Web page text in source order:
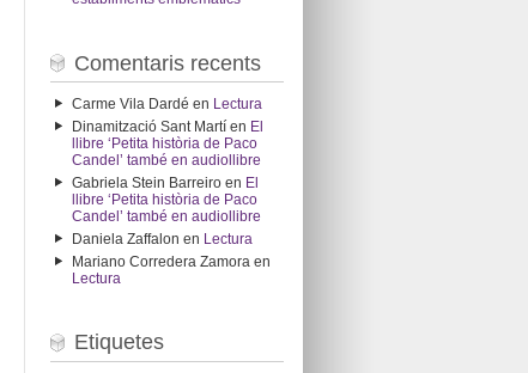
Comentaris recents
Carme Vila Dardé en Lectura
Dinamització Sant Martíen El
llibre ‘Petita història de Paco
Candel’ també en audiollibre
Gabriela Stein Barreiroen El
llibre ‘Petita història de Paco
Candel’ també en audiollibre
Daniela Zaffalon en Lectura
Mariano Corredera Zamoraen
Lectura
Etiquetes